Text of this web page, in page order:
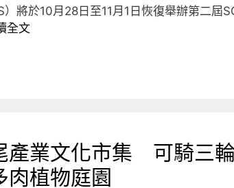
將於10月28日至11月1日恢復舉辦第二屆
全文
產業文化市集 可騎三
肉植物庭園